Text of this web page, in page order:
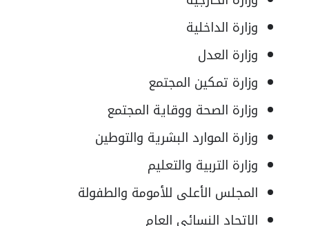
وزارة الداخلية
وزارة العدل
وزارة تمكين المجتمع
وزارة الصحة ووقاية المجتمع
وزارة الموارد البشرية والتوطين
وزارة التربية والتعليم
المجلس الأعلى للأمومة والطفولة
الاتحاد النسائي العام